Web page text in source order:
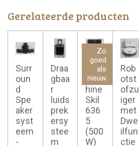
Gerelateerde producten
Surr
oun
d
Spe
aker
syst
eem
-
Draa
gbaa
r
luids
prek
ersy
stee
m
Zo
goed
als
nieuw
Boor
mac
hine
Skil
636
5
(500
W)
Rob
otst
ofzu
iger
met
Dwe
ilfun
ctie